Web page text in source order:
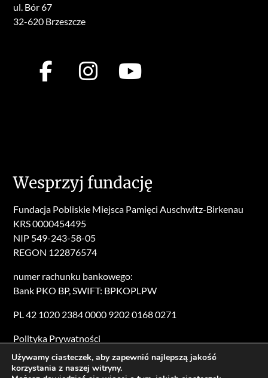
ul. Bór 67
32-620 Brzeszcze
Wesprzyj fundację
Fundacja Pobliskie Miejsca Pamięci Auschwitz-Birkenau
KRS 0000454495
NIP 549-243-58-05
REGON 122876574
numer rachunku bankowego:
Bank PKO BP, SWIFT: BPKOPLPW
PL 42 1020 2384 0000 9202 0168 0271
Polityka Prywatności
Używamy ciasteczek, aby zapewnić najlepszą jakość
korzystania z naszej witryny.